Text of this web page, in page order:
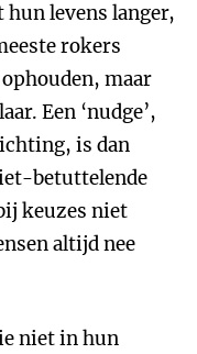
hun levens langer,
rokers
maar
Een ‘nudge’,
is dan
betuttelende
keuzes niet
altijd nee
niet in hun